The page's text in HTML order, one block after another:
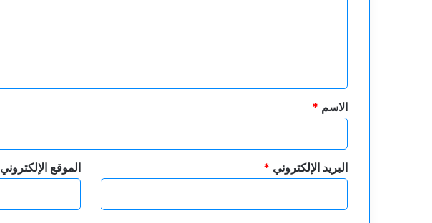
*
الاسم *
البريد الإلكتروني * الموقع الإلكتروني